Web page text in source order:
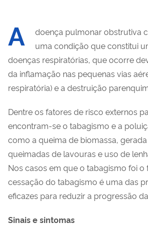
A
doença pulmonar obstrutiva
uma condição que constitui
doenças respiratórias, que ocorre
da inflamação nas pequenas vias
respiratória) e a destruição
Dentre os fatores de risco externos
encontram-se o tabagismo e a
como a queima de biomassa,
queimadas de lavouras e uso de
Nos casos em que o tabagismo foi o
cessação do tabagismo é uma das
eficazes para reduzir a progressão da
Sinais e sintomas